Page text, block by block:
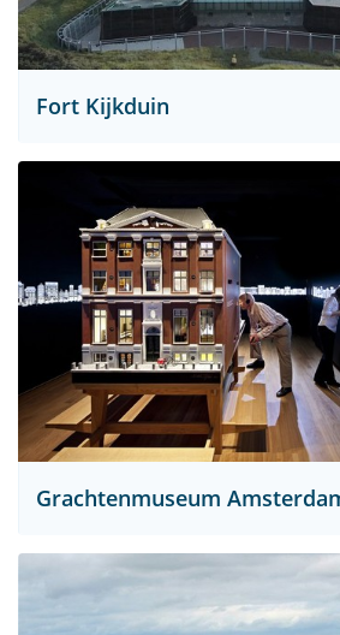
Fort Kijkduin
Grachtenmuseum